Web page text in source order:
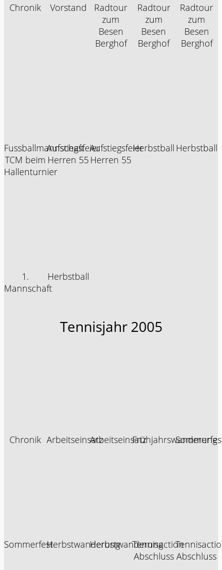
Chronik Vorstand
Radtour
zum
Besen
Berghof
Radtour
zum
Besen
Berghof
Radtour
zum
Besen
Berghof
Fussballmannschaft
TCM beim
Hallenturnier
Aufstiegsfeier
Herren 55
Aufstiegsfeier
Herren 55
Herbstball Herbstball
1.
Mannschaft
Herbstball
Tennisjahr 2005
Chronik ArbeitseinsatzArbeitseinsatzFrühjahrswanderung
SommerfestHerbstwanderungHerbstwanderung
Tennisaction
Abschluss Abschluss